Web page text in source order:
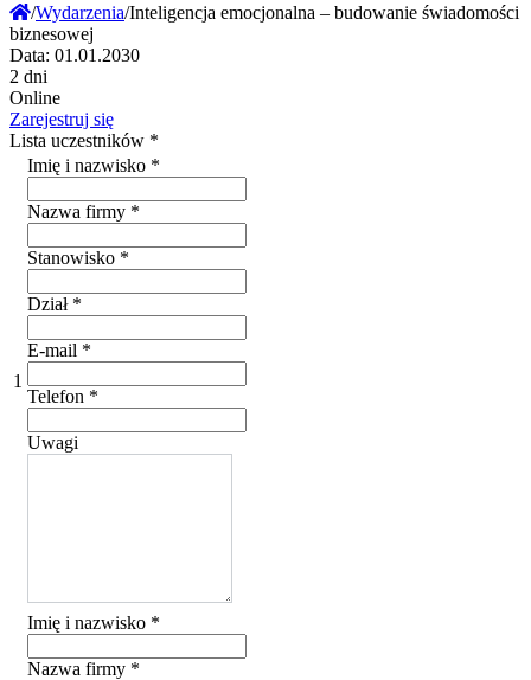
/Wydarzenia/Inteligencja emocjonalna – budowanie świadomości
biznesowej
Data: 01.01.2030
2 dni
Online
Zarejestruj się
Lista uczestników *
1
Imię i nazwisko *
Nazwa firmy *
Stanowisko *
Dział *
E-mail *
Telefon *
Uwagi
Imię i nazwisko *
Nazwa firmy *